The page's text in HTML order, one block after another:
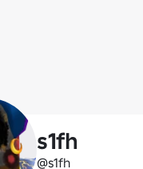
s1fh
@s1fh